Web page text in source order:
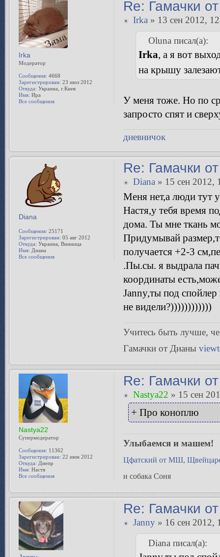
Re: Гамачки
Irka» 13 сен 2012,
Oluna писал(а):
Irka, а я вот
на крышу
У меня тоже. Но по
запросто спят и
дневничок
Irka
Модератор
Сообщения: 4668
Зарегистрирован: 23 июл 2012
Откуда: Украина, г.Киев
Имя: Ира
Все сообщения
Re: Гамачки
Diana» 15 сен 2012,
Меня нет,а люди тут
Настя,у тебя время
дома. Ты мне ткань
Придумывай
получается +2-3
.Пы.сы. я выдрала
координаты
Janny,ты под спойлер
не видели?))))))))))))
Учитесь быть лучше,
Гамачки от Дианы
Diana
Сообщения: 25171
Зарегистрирован: 05 авг 2012
Откуда: Украина, Винница
Имя: Диана
Все сообщения
Re: Гамачки
Nastya22 » 15 сен
+ Про коноплю
Улыбаемся и машем!
Цфатский от МШ,
и собака Соня
Nastya22
Супермодератор
Сообщения: 11362
Зарегистрирован: 22 июн 2012
Откуда: Днепр
Имя: Настя
Все сообщения
Re: Гамачки
Janny» 16 сен 2012,
Diana писал(а):